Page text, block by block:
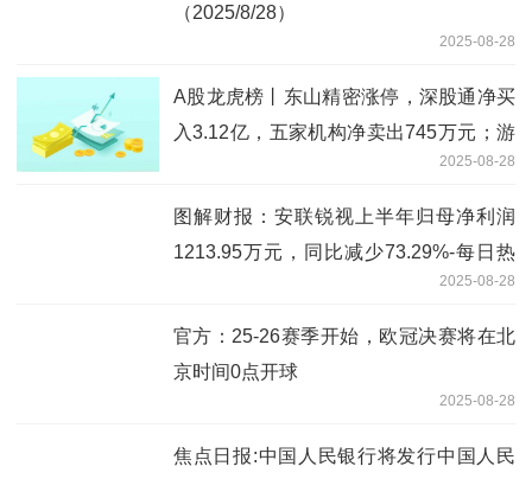
（2025/8/28）
2025-08-28
A股龙虎榜丨东山精密涨停，深股通净买
入3.12亿，五家机构净卖出745万元；游
资量化基金位列卖五席位，净卖出5133
万
2025-08-28
图解财报：安联锐视上半年归母净利润
1213.95万元，同比减少73.29%-每日热
2025-08-28
官方：25-26赛季开始，欧冠决赛将在北
京时间0点开球
2025-08-28
焦点日报:中国人民银行将发行中国人民